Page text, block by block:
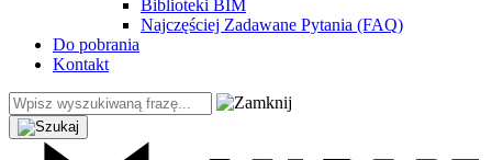
Biblioteki BIM
Najczęściej Zadawane Pytania (FAQ)
Do pobrania
Kontakt